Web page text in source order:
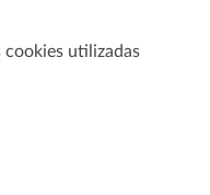
cookies utilizadas